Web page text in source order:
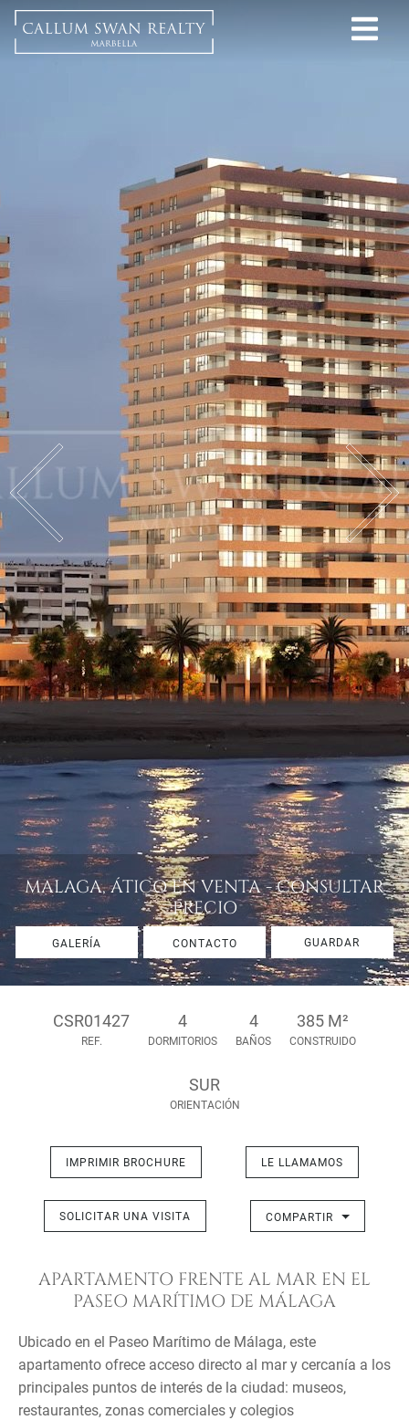
MALAGA, ÁTICO EN VENTA - CONSULTAR
PRECIO
GALERÍA CONTACTO GUARDAR
CSR01427
REF.
4
DORMITORIOS
4
BAÑOS
385 M²
CONSTRUIDO
SUR
ORIENTACIÓN
IMPRIMIR BROCHURE LE LLAMAMOS
SOLICITAR UNA VISITA COMPARTIR
APARTAMENTO FRENTE AL MAR EN EL
PASEO MARÍTIMO DE MÁLAGA
Ubicado en el Paseo Marítimo de Málaga, este
apartamento ofrece acceso directo al mar y cercanía a los
principales puntos de interés de la ciudad: museos,
restaurantes, zonas comerciales y colegios